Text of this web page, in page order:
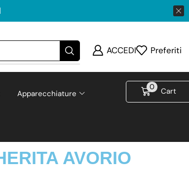
ACCEDI Preferiti
Apparecchiature
0 Cart
AVORIO